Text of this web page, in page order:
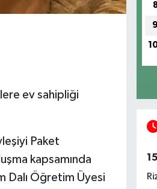
ev sahipliği
Paket
kapsamında
Dalı Öğretim Üyesi
9